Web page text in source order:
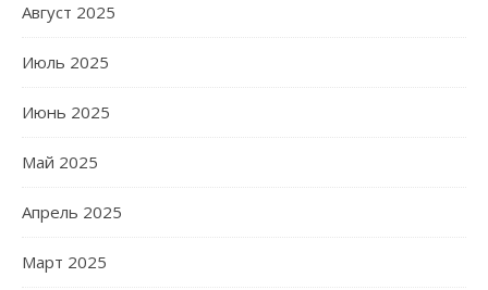
Август 2025
Июль 2025
Июнь 2025
Май 2025
Апрель 2025
Март 2025